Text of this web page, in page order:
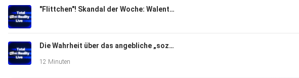
"Flittchen"! Skandal der Woche: Walentinas Ex Timon nennt sie so!
Die Wahrheit über das angebliche „soziale Experiment“! Statement zu Wale.ina Doronina bei TRL!
12 Minuten